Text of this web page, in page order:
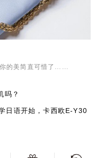
的美简直可惜了……
吗？
日语开始，卡西欧E-Y30